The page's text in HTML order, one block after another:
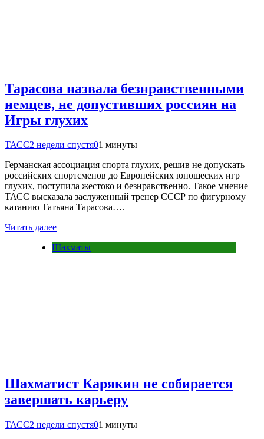
Тарасова назвала безнравственными
немцев, не допустивших россиян на
Игры глухих
ТАСС2 недели спустя01 минуты
Германская ассоциация спорта глухих, решив не допускать
российских спортсменов до Европейских юношеских игр
глухих, поступила жестоко и безнравственно. Такое мнение
ТАСС высказала заслуженный тренер СССР по фигурному
катанию Татьяна Тарасова….
Читать далее
Шахматы
Шахматист Карякин не собирается
завершать карьеру
ТАСС2 недели спустя01 минуты